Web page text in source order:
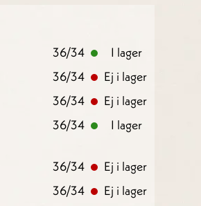
36/34
I lager
36/34
Ej i lager
36/34
Ej i lager
36/34 I lager
36/34
Ej i lager
36/34
Ej i lager